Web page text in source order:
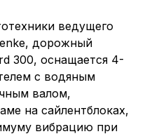
ведущего
дорожный
300, оснащается 4-
с водяным
валом,
на сайлентблоках,
вибрацию при